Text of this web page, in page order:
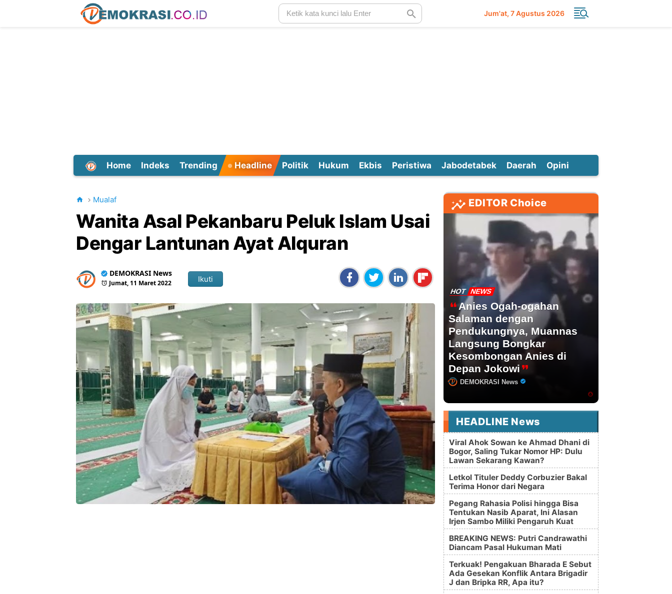
Jum'at 7 Agustus 2026
Home Indeks Trending Headline Politik Hukum Ekbis Peristiwa Jabodetabek Daerah Opini
Mualaf
Wanita Asal Pekanbaru Peluk Islam Usai
Dengar Lantunan Ayat Alquran
DEMOKRASI News
Jumat, 11 Maret 2022 Ikuti
EDITOR Choice
HOT NEWS
Anies Ogah-ogahan
Salaman dengan
Pendukungnya, Muannas
Langsung Bongkar
Kesombongan Anies di
Depan Jokowi
DEMOKRASI News
HEADLINE News
Viral Ahok Sowan ke Ahmad Dhani di
Bogor, Saling Tukar Nomor HP: Dulu
Lawan Sekarang Kawan?
Letkol Tituler Deddy Corbuzier Bakal
Terima Honor dari Negara
Pegang Rahasia Polisi hingga Bisa
Tentukan Nasib Aparat, Ini Alasan
Irjen Sambo Miliki Pengaruh Kuat
BREAKING NEWS: Putri Candrawathi
Diancam Pasal Hukuman Mati
Terkuak! Pengakuan Bharada E Sebut
Ada Gesekan Konflik Antara Brigadir
J dan Bripka RR, Apa itu?